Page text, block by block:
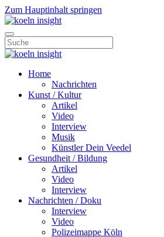
Zum Hauptinhalt springen
Home
Nachrichten
Kunst / Kultur
Artikel
Video
Interview
Musik
Künstler Dein Veedel
Gesundheit / Bildung
Artikel
Video
Interview
Nachrichten / Doku
Interview
Video
Polizeimappe Köln